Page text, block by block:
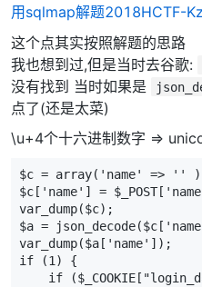
用sqlmap解题2018HCTF-
这个点其实按照解题的思路
我也想到过,但是当时去谷歌:
没有找到 当时如果是
点了(还是太菜)
\u+4个十六进制数字 =>
$c = array('name' => ''
$c['name'] =
var_dump($c);
$a =
var_dump($a['name']);
if (1) {
if